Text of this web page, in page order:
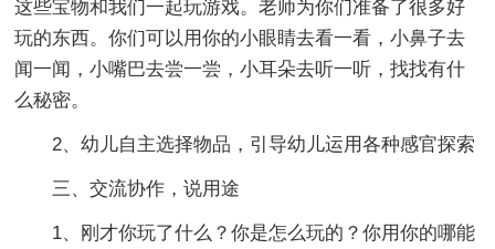
这些宝物和我们一起玩游戏。老师为你们准备了很多好
玩的东西。你们可以用你的小眼睛去看一看，小鼻子去
闻一闻，小嘴巴去尝一尝，小耳朵去听一听，找找有什
么秘密。
2、幼儿自主选择物品，引导幼儿运用各种感官探索
三、交流协作，说用途
1、刚才你玩了什么？你是怎么玩的？你用你的哪能